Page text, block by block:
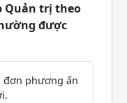
Quản trị theo
được
đơn phương ấn